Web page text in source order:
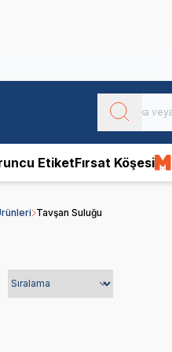
EtiketFırsat Köşesi
Tavşan Suluğu